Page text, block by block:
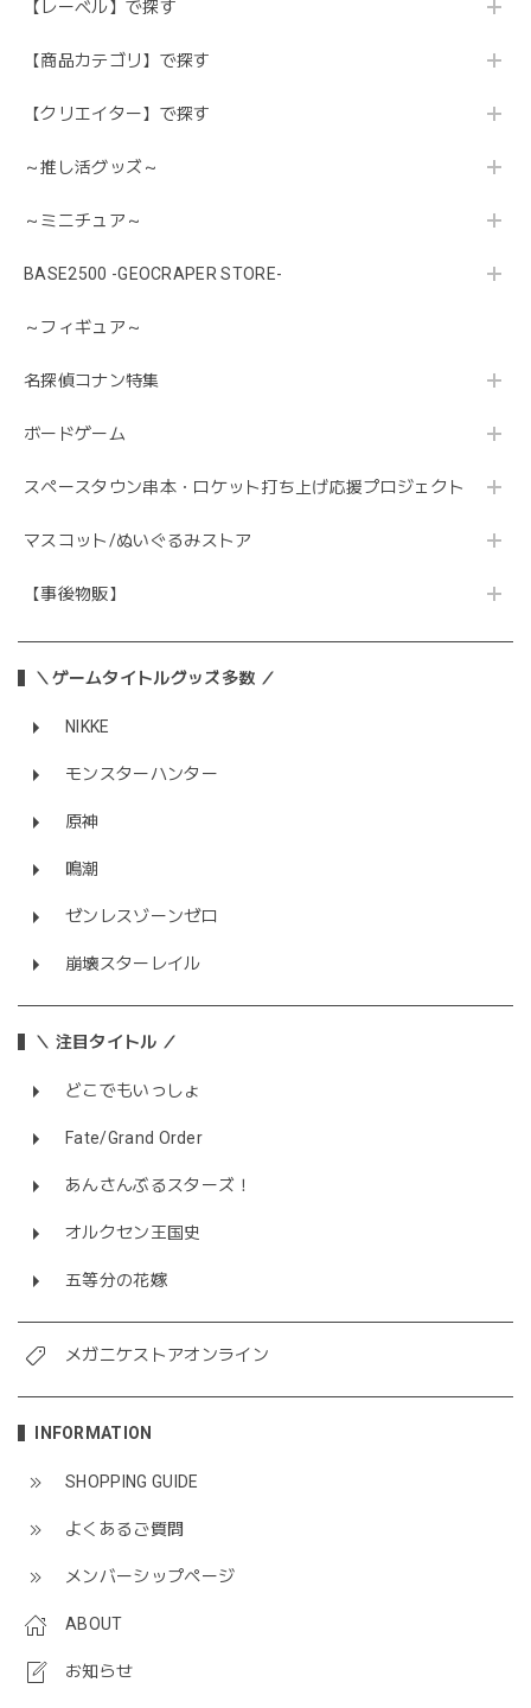
【レーベル】で探す
【商品カテゴリ】で探す
【クリエイター】で探す
～推し活グッズ～
～ミニチュア～
BASE2500 -GEOCRAPER STORE-
～フィギュア～
名探偵コナン特集
ボードゲーム
スペースタウン串本・ロケット打ち上げ応援プロジェクト
マスコット/ぬいぐるみストア
【事後物販】
＼ゲームタイトルグッズ多数 ／
NIKKE
モンスターハンター
原神
鳴潮
ゼンレスゾーンゼロ
崩壊スターレイル
＼ 注目タイトル ／
どこでもいっしょ
Fate/Grand Order
あんさんぶるスターズ！
オルクセン王国史
五等分の花嫁
メガニケストアオンライン
INFORMATION
SHOPPING GUIDE
よくあるご質問
メンバーシップページ
ABOUT
お知らせ